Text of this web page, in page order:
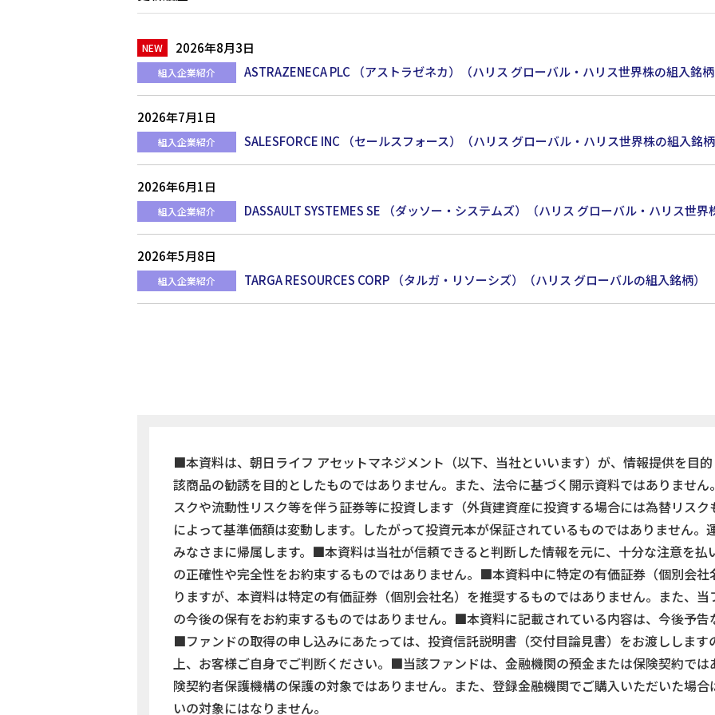
2026年8月3日
組入企業紹介 ASTRAZENECA PLC （アストラゼネカ）（ハリス グローバル・ハリス世界株の組入銘柄
2026年7月1日
組入企業紹介 SALESFORCE INC （セールスフォース）（ハリス グローバル・ハリス世界株の組入銘柄
2026年6月1日
組入企業紹介 DASSAULT SYSTEMES SE （ダッソー・システムズ）（ハリス グローバル・ハリス世界
2026年5月8日
組入企業紹介 TARGA RESOURCES CORP （タルガ・リソーシズ）（ハリス グローバルの組入銘柄）
■本資料は、朝日ライフ アセットマネジメント（以下、当社といいます）が、情報提供を目
該商品の勧誘を目的としたものではありません。また、法令に基づく開示資料ではありませ
スクや流動性リスク等を伴う証券等に投資します（外貨建資産に投資する場合には為替リス
によって基準価額は変動します。したがって投資元本が保証されているものではありません。
みなさまに帰属します。■本資料は当社が信頼できると判断した情報を元に、十分な注意を払
の正確性や完全性をお約束するものではありません。■本資料中に特定の有価証券（個別会
りますが、本資料は特定の有価証券（個別会社名）を推奨するものではありません。また、
の今後の保有をお約束するものではありません。■本資料に記載されている内容は、今後予告
■ファンドの取得の申し込みにあたっては、投資信託説明書（交付目論見書）をお渡しします
上、お客様ご自身でご判断ください。■当該ファンドは、金融機関の預金または保険契約では
険契約者保護機構の保護の対象ではありません。また、登録金融機関でご購入いただいた場
いの対象にはなりません。